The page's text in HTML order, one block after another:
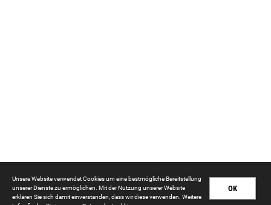
OK
Unsere Website verwendet Cookies um eine bestmögliche Bereitstellung
unserer Dienste zu ermöglichen. Mit der Nutzung unserer Website
erklären Sie sich damit einverstanden, dass wir diese verwenden. Weitere